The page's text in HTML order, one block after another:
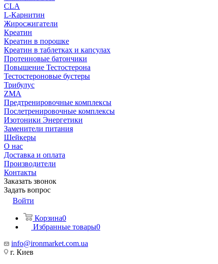
CLA
L-Карнитин
Жиросжигатели
Креатин
Креатин в порошке
Креатин в таблетках и капсулах
Протеиновые батончики
Повышение Тестостерона
Тестостероновые бустеры
Трибулус
ZMA
Предтренировочные комплексы
Послетренировочные комплексы
Изотоники Энергетики
Заменители питания
Шейкеры
О нас
Доставка и оплата
Производители
Контакты
Заказать звонок
Задать вопрос
Войти
Корзина0
Избранные товары0
info@ironmarket.com.ua
г. Киев